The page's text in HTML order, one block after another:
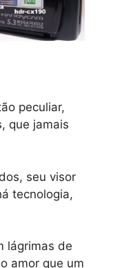
peculiar,
que jamais
seu visor
tecnologia,
lágrimas de
amor que um